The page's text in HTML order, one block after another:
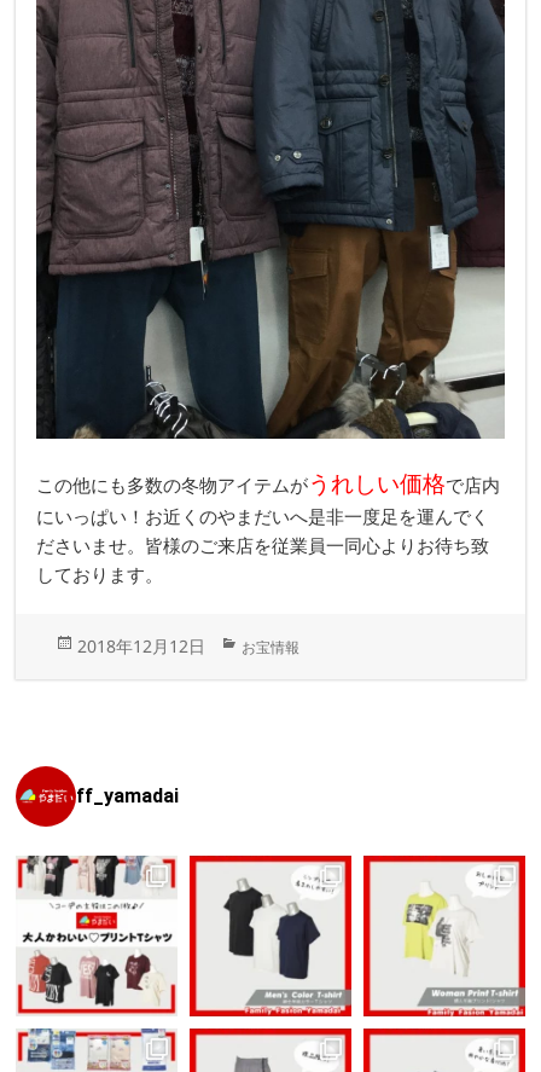
この他にも多数の冬物アイテムがうれしい価格で店内
にいっぱい！お近くのやまだいへ是非一度足を運んでく
ださいませ。皆様のご来店を従業員一同心よりお待ち致
しております。
投
日:
2018年12月12日
カ
ゴ
お宝情報
ff_yamadai